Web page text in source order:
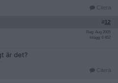
Citera
#12
Reg: Aug 2005
Inlägg: 6 452
är det?
Citera